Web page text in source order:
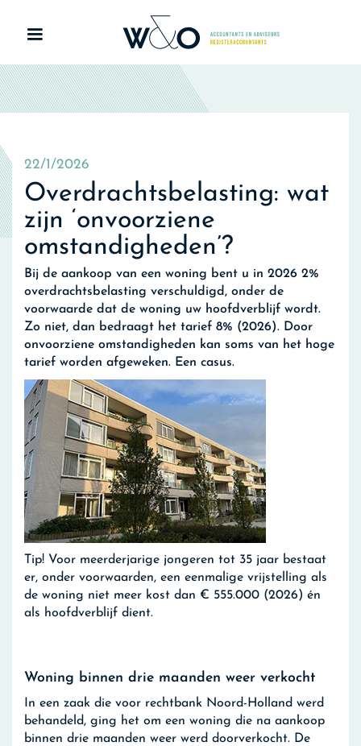
22/1/2026
Overdrachtsbelasting: wat
zijn ‘onvoorziene
omstandigheden’?
Bij de aankoop van een woning bent u in 2026 2%
overdrachtsbelasting verschuldigd, onder de
voorwaarde dat de woning uw hoofdverblijf wordt.
Zo niet, dan bedraagt het tarief 8% (2026). Door
onvoorziene omstandigheden kan soms van het hoge
tarief worden afgeweken. Een casus.
Tip! Voor meerderjarige jongeren tot 35 jaar bestaat
er, onder voorwaarden, een eenmalige vrijstelling als
de woning niet meer kost dan € 555.000 (2026) én
als hoofdverblijf dient.
Woning binnen drie maanden weer verkocht
In een zaak die voor rechtbank Noord-Holland werd
behandeld, ging het om een woning die na aankoop
binnen drie maanden weer werd doorverkocht. De